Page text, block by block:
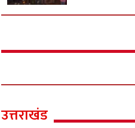
उत्तराखंड